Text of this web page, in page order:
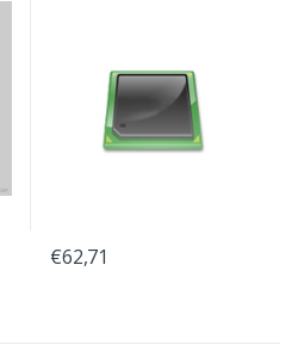
€62,71